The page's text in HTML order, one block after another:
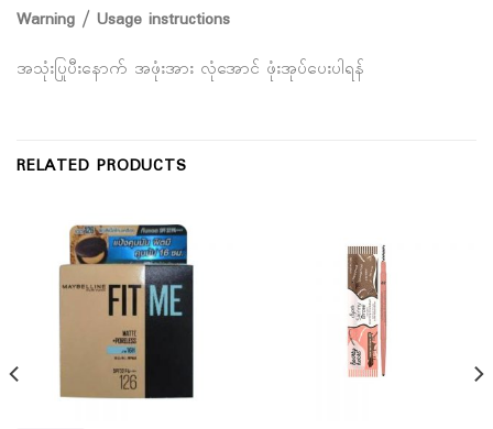
Warning / Usage instructions
အသုံးပြုပီးနောက် အဖုံးအား လုံအောင် ဖုံးအုပ်ပေးပါရန်
RELATED PRODUCTS